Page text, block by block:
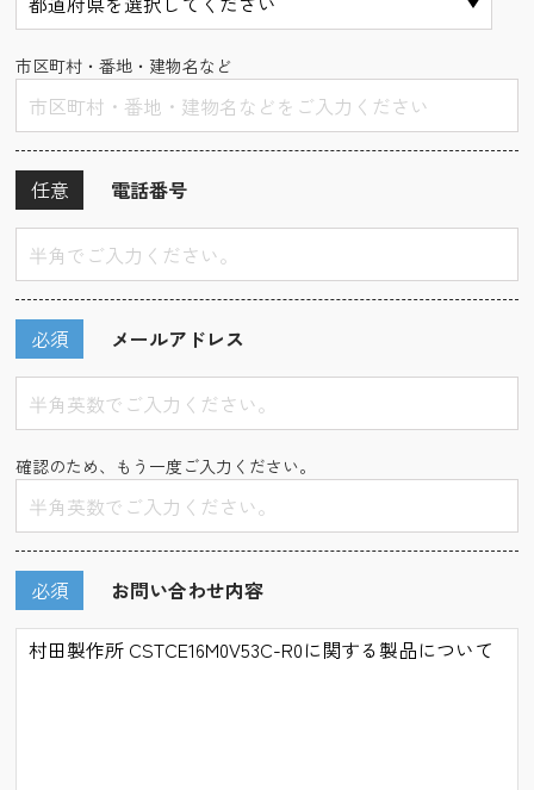
市区町村・番地・建物名など
電話番号
任意
メールアドレス
必須
確認のため、もう一度ご入力ください。
お問い合わせ内容
必須